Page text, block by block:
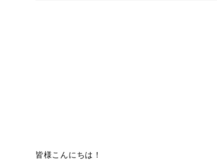
皆様こんにちは！